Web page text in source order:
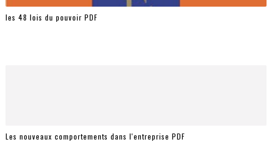
les 48 lois du pouvoir PDF
Les nouveaux comportements dans l'entreprise PDF